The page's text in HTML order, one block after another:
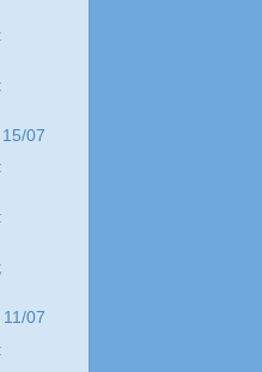
07
07